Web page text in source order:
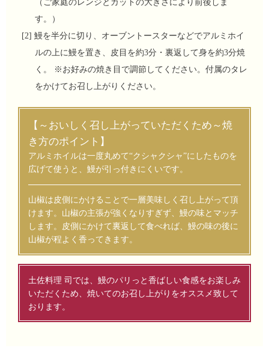
とする、簡単にマネのできない秘
素材、製法ともに改良を重ねた至
高の味わいをお楽しみください。
（ご家庭のレンジとカットの大きさにより前後しま
す。）
[2] 鰻を半分に切り、オーブントースターなどでアルミホイ
ルの上に鰻を置き、皮目を約3分・裏返して身を約3分焼
く。 ※お好みの焼き目で調節してください。付属のタレ
をかけてお召し上がりください。
【～おいしく召し上がっていただくため～焼
き方のポイント】
アルミホイルは一度丸めて“クシャクシャ”にしたものを
広げて使うと、鰻が引っ付きにくいです。
山椒は皮側にかけることで一層美味しく召し上がって頂
けます。山椒の主張が強くなりすぎず、鰻の味とマッチ
します。皮側にかけて裏返して食べれば、鰻の味の後に
山椒が程よく香ってきます。
土佐料理 司では、鰻のパリっと香ばしい食感をお楽しみ
いただくため、焼いてのお召し上がりをオススメ致して
おります。